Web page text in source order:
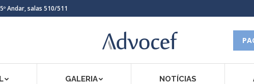
Andar, salas 510/511
GALERIA NOTÍCIAS